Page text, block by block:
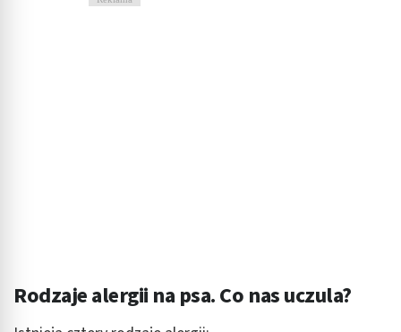
Rodzaje alergii na psa. Co nas uczula?